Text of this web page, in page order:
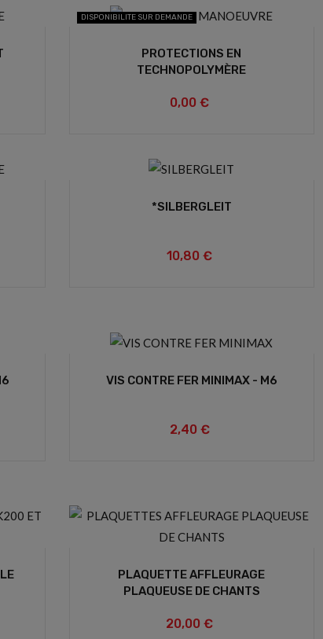
DISPONIBILITE SUR DEMANDE
PROTECTIONS EN
TECHNOPOLYMÈRE
0,00 €
*SILBERGLEIT
10,80 €
VIS CONTRE FER MINIMAX - M6
2,40 €
PLAQUETTE AFFLEURAGE
PLAQUEUSE DE CHANTS
20,00 €